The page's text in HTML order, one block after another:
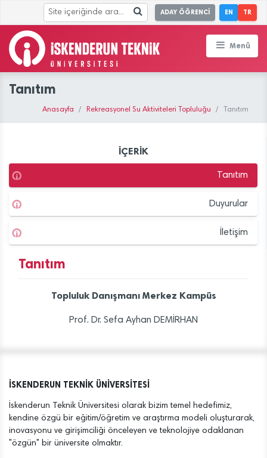
ADAY ÖĞRENCİ EN TR
Menü
Tanıtım
Anasayfa Rekreasyonel Su Aktiviteleri Topluluğu Tanıtım
İÇERİK
Tanıtım
Duyurular
İletişim
Tanıtım
Topluluk Danışmanı Merkez Kampüs
Prof. Dr. Sefa Ayhan DEMİRHAN
İSKENDERUN TEKNİK ÜNİVERSİTESİ
İskenderun Teknik Üniversitesi olarak bizim temel hedefimiz,
kendine özgü bir eğitim/öğretim ve araştırma modeli oluşturarak,
inovasyonu ve girişimciliği önceleyen ve teknolojiye odaklanan
"özgün" bir üniversite olmaktır.